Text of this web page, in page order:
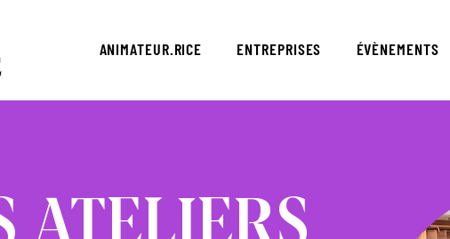
ANIMATEUR.RICE ENTREPRISES ÉVÈNEMENTS
ATELIERS